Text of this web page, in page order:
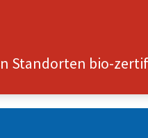
Standorten bio-